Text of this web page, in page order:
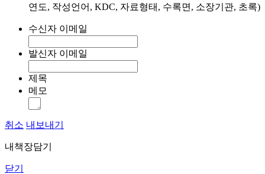
연도, 작성언어, KDC, 자료형태, 수록면, 소장기관, 초록)
수신자 이메일
발신자 이메일
제목
메모
취소 내보내기
내책장담기
닫기